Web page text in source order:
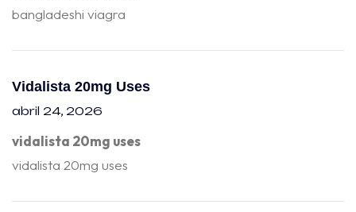
bangladeshi viagra
Vidalista 20mg Uses
abril 24, 2026
vidalista 20mg uses
vidalista 20mg uses